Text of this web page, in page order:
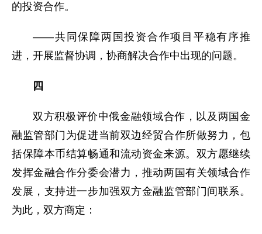
的投资合作。
——共同保障两国投资合作项目平稳有序推
进，开展监督协调，协商解决合作中出现的问题。
四
双方积极评价中俄金融领域合作，以及两国金
融监管部门为促进当前双边经贸合作所做努力，包
括保障本币结算畅通和流动资金来源。双方愿继续
发挥金融合作分委会潜力，推动两国有关领域合作
发展，支持进一步加强双方金融监管部门间联系。
为此，双方商定：